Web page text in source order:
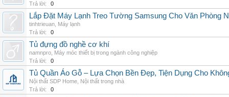
Trả lời:
0
Lắp Đặt Máy Lạnh Treo Tường Samsung Cho Văn Phòng
tinhtrieuan Máy lạnh
Trả lời:
0
Tủ đựng đồ nghề cơ khí
namnpro Máy móc thiết bị trong ngành công nghiệp
Trả lời:
0
Tủ Quần Áo Gỗ – Lựa Chọn Bền Đẹp, Tiện Dụng Cho
Nội thất SDP Home Nội thất trong nhà
Trả lời:
0